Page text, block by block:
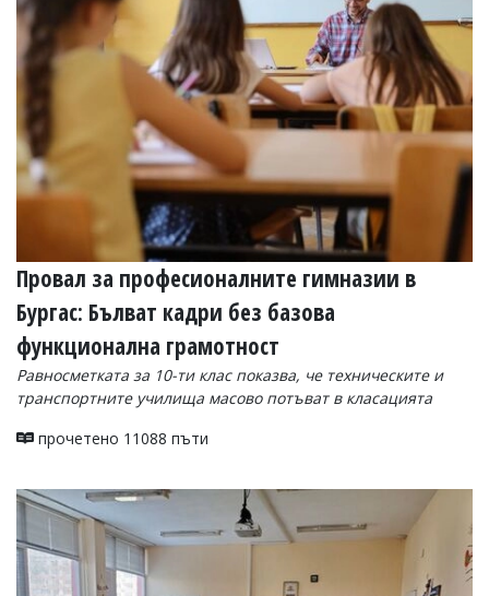
Провал за професионалните гимназии в
Бургас: Бълват кадри без базова
функционална грамотност
Равносметката за 10-ти клас показва, че техническите и
транспортните училища масово потъват в класацията
прочетено 11088 пъти